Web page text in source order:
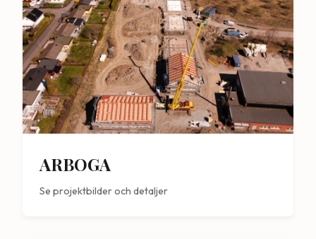
ARBOGA
Se projektbilder och detaljer